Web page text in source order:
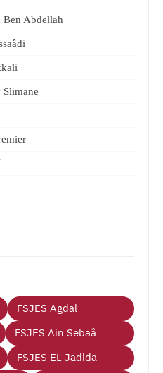
Ben Abdellah
FSJES Agdal
FSJES Ain Sebaâ
FSJES EL Jadida